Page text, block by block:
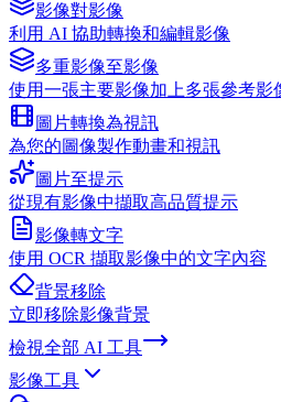
影像對影像
利用 AI 協助轉換和編輯影像
多重影像至影像
使用一張主要影像加上多張參考影
圖片轉換為視訊
為您的圖像製作動畫和視訊
圖片至提示
從現有影像中擷取高品質提示
影像轉文字
使用 OCR 擷取影像中的文字內容
背景移除
立即移除影像背景
檢視全部 AI 工具
影像工具